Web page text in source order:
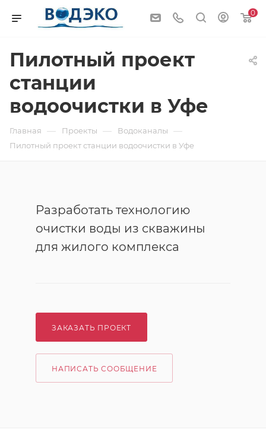
0
Пилотный проект
станции
водоочистки в Уфе
Главная — Проекты — Водоканалы —
Пилотный проект станции водоочистки в Уфе
Разработать технологию
очистки воды из скважины
для жилого комплекса
ЗАКАЗАТЬ ПРОЕКТ
НАПИСАТЬ СООБЩЕНИЕ